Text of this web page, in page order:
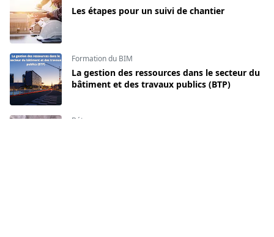
Les étapes pour un suivi de chantier
Formation du BIM
La gestion des ressources dans le secteur du
bâtiment et des travaux publics (BTP)
Béton